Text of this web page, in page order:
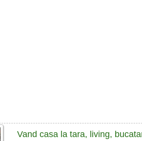
Vand casa la tara, living,